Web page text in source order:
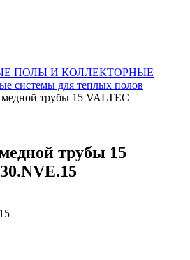
ПОЛЫ И КОЛЛЕКТОРНЫЕ
системы для теплых полов
медной трубы 15 VALTEC
трубы 15